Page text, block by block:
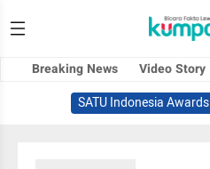
Breaking News Video Story
SATU Indonesia Awards